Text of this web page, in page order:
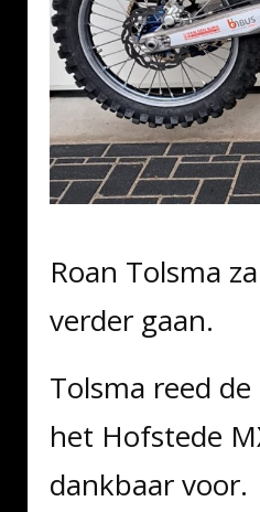
Roan Tolsma
verder gaan.
Tolsma reed
het Hofstede
dankbaar voor.